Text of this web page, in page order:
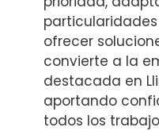
ofrecer
convierte a la
destacada en
aportando
todos los